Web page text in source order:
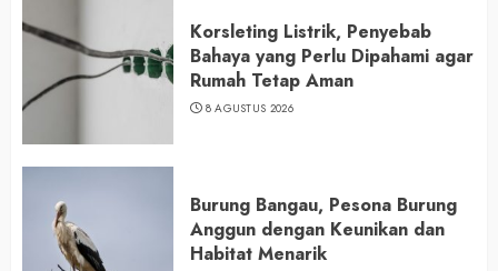
Korsleting Listrik, Penyebab
Bahaya yang Perlu Dipahami agar
Rumah Tetap Aman
8 AGUSTUS 2026
Burung Bangau, Pesona Burung
Anggun dengan Keunikan dan
Habitat Menarik